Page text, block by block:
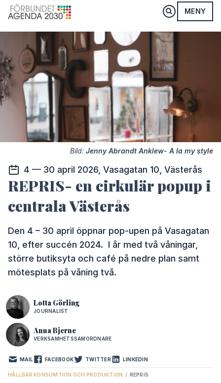
MENY
Bild: Jenny Abrandt Anklew- A la my style
4 — 30 april 2026, Vasagatan 10, Västerås
REPRIS- en cirkulär popup i
centrala Västerås
Den 4 – 30 april öppnar pop-upen på Vasagatan
10, efter succén 2024. I år med två våningar,
större butiksyta och café på nedre plan samt
mötesplats på våning två.
Lotta Görling
JOURNALIST
Anna Bjerne
VERKSAMHETSSAMORDNARE
MAIL FACEBOOK TWITTER LINKEDIN
HÅLLBAR KONSUMTION OCH PRODUKTION / REPRIS